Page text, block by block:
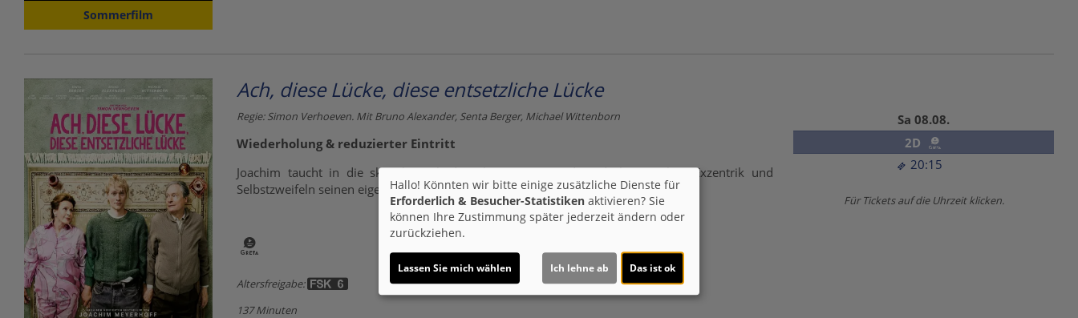
Sommerfilm
Ach, diese Lücke, diese entsetzliche Lücke
Sa 08.08.
20:15
2D
Für Tickets auf die Uhrzeit klicken.
Regie: Simon Verhoeven. Mit Bruno Alexander, Senta Berger, Michael Wittenborn
Wiederholung & reduzierter Eintritt
Joachim taucht in die skurrile Welt des Theaters ein und entdeckt zwischen Exzentrik und
Selbstzweifeln seinen eigenen Weg.
Altersfreigabe:
137 Minuten
Hallo! Könnten wir bitte einige zusätzliche Dienste für
Erforderlich & Besucher-Statistiken aktivieren? Sie
können Ihre Zustimmung später jederzeit ändern oder
zurückziehen.
Lassen Sie mich wählen Ich lehne ab Das ist ok